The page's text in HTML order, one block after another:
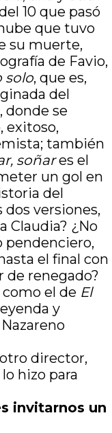
10 que pasó
que tuvo
su muerte,
de Favio,
solo, que es,
del
, donde se
exitoso,
también
soñares el
un gol en
del
dos versiones,
Claudia? ¿No
pendenciero,
el final con
de renegado?
el de El
y
director,
hizo para
invitarnos un